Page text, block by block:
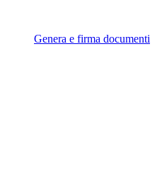
Genera e firma documenti